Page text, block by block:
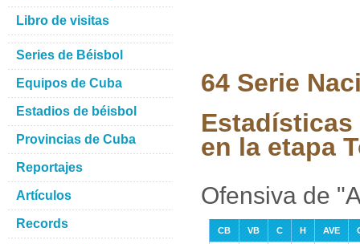
64 Serie
en la etapa
Ofensiva de
CB VB C H AVE
Libro de visitas
Series de Béisbol
Equipos de Cuba
Estadios de béisbol
Provincias de Cuba
Reportajes
Artículos
Records